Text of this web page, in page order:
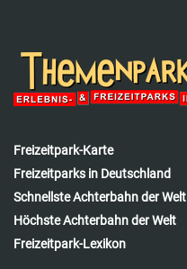
Freizeitpark-Karte
Freizeitparks in Deutschland
Schnellste Achterbahn der Welt
Höchste Achterbahn der Welt
Freizeitpark-Lexikon